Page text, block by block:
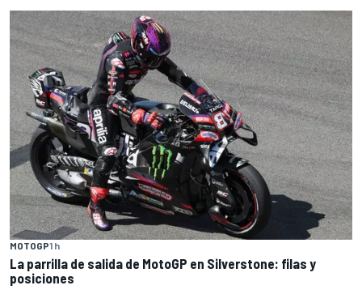
MOTOGP1 h
La parrilla de salida de MotoGP en Silverstone: filas y
posiciones